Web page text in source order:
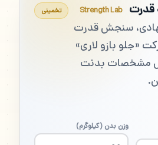
قدرت Strength Lab
سنجش قدرت
«جلو بازو لاری»
مشخصات بدنت
تخمینی
وزن بدن (کیلوگرم)